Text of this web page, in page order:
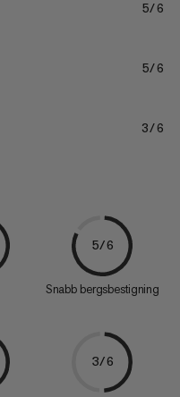
5/6
5/6
3/6
5/6
Snabb bergsbestigning
3/6